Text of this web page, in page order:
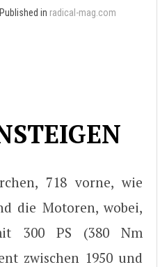
Published in radical-mag.com
718 vorne, wie
die Motoren, wobei,
300 PS (380 Nm
zwischen 1950 und